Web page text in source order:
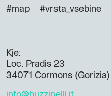
#map #vrsta_vsebine
Kje:
Loc. Pradis 23
34071 Cormons (Gorizia)